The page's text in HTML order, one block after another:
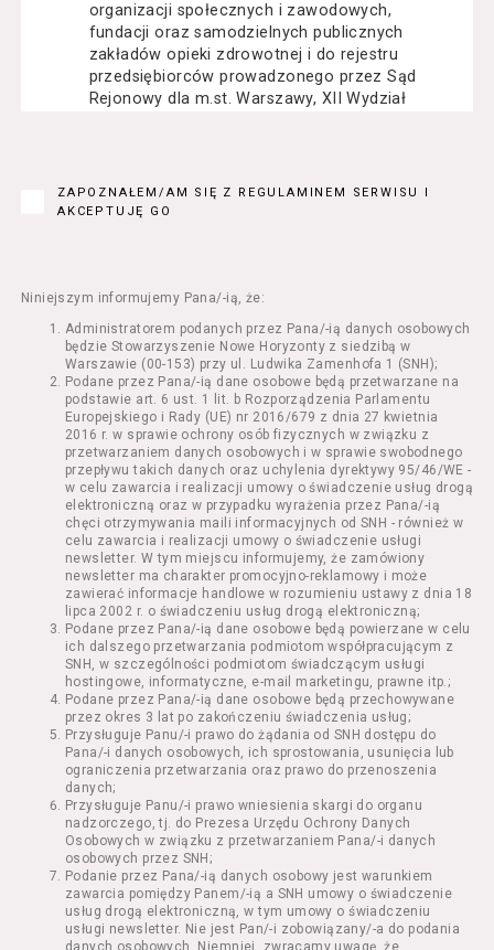
organizacji społecznych i zawodowych,
fundacji oraz samodzielnych publicznych
zakładów opieki zdrowotnej i do rejestru
przedsiębiorców prowadzonego przez Sąd
Rejonowy dla m.st. Warszawy, XII Wydział
Usługobiorca - osoba fizyczna, osoba prawna
lub jednostka organizacyjna nieposiadająca
Usługodawcę drogą elektroniczną z
wykorzystaniem Serwisu;
Seans – organizowany przez Usługodawcę
w Kinie Nowe Horyzonty we Wrocławiu (ul.
Kazimierza Wielkiego 19a-21) pokaz filmu nie
stanowiący części Wydarzenia;
Wydarzenie – organizowany przez
Usługodawcę w Kinie Nowe Horyzonty we
Wrocławiu (ul. Kazimierza Wielkiego 19a-21)
festiwal filmowy, przegląd filmowy, pokaz
specjalny, performance, opera, koncert lub
inna podobna impreza;
Kurs – zajęcia organizowane przez
Organizatora będące przedsięwzięciem o
charakterze edukacyjnym;
Bilety – dokumenty potwierdzające zawarcie
umowy z Usługodawcą i uprawniające do
wzięcia udziału w Seansie lub w części
określonego Wydarzenia;
Karnety – zestaw określonej liczby Biletów na
poszczególne części danego Wydarzenia lub
na całe Wydarzenie, przewidziany dla danego
Wydarzenia przez Usługodawcę;
Regulamin – niniejszy regulamin.
§ 2 Postanowienia ogólne
Regulamin określa zasady:
świadczenia Usługobiorcom Usług przez
Usługodawcę, z zastrzeżeniem usług, o
ZAPOZNAŁEM/AM SIĘ Z REGULAMINEM SERWISU I
AKCEPTUJĘ GO
Niniejszym informujemy Pana/-ią, że:
Administratorem podanych przez Pana/-ią danych osobowych
będzie Stowarzyszenie Nowe Horyzonty z siedzibą w
Warszawie (00-153) przy ul. Ludwika Zamenhofa 1 (SNH);
Podane przez Pana/-ią dane osobowe będą przetwarzane na
podstawie art. 6 ust. 1 lit. b Rozporządzenia Parlamentu
Europejskiego i Rady (UE) nr 2016/679 z dnia 27 kwietnia
2016 r. w sprawie ochrony osób fizycznych w związku z
przetwarzaniem danych osobowych i w sprawie swobodnego
przepływu takich danych oraz uchylenia dyrektywy 95/46/WE -
w celu zawarcia i realizacji umowy o świadczenie usług drogą
elektroniczną oraz w przypadku wyrażenia przez Pana/-ią
chęci otrzymywania maili informacyjnych od SNH - również w
celu zawarcia i realizacji umowy o świadczenie usługi
newsletter. W tym miejscu informujemy, że zamówiony
newsletter ma charakter promocyjno-reklamowy i może
zawierać informacje handlowe w rozumieniu ustawy z dnia 18
lipca 2002 r. o świadczeniu usług drogą elektroniczną;
Podane przez Pana/-ią dane osobowe będą powierzane w celu
ich dalszego przetwarzania podmiotom współpracującym z
SNH, w szczególności podmiotom świadczącym usługi
hostingowe, informatyczne, e-mail marketingu, prawne itp.;
Podane przez Pana/-ią dane osobowe będą przechowywane
przez okres 3 lat po zakończeniu świadczenia usług;
Przysługuje Panu/-i prawo do żądania od SNH dostępu do
Pana/-i danych osobowych, ich sprostowania, usunięcia lub
ograniczenia przetwarzania oraz prawo do przenoszenia
danych;
Przysługuje Panu/-i prawo wniesienia skargi do organu
nadzorczego, tj. do Prezesa Urzędu Ochrony Danych
Osobowych w związku z przetwarzaniem Pana/-i danych
osobowych przez SNH;
Podanie przez Pana/-ią danych osobowy jest warunkiem
zawarcia pomiędzy Panem/-ią a SNH umowy o świadczenie
usług drogą elektroniczną, w tym umowy o świadczeniu
usługi newsletter. Nie jest Pan/-i zobowiązany/-a do podania
danych osobowych. Niemniej, zwracamy uwagę, że